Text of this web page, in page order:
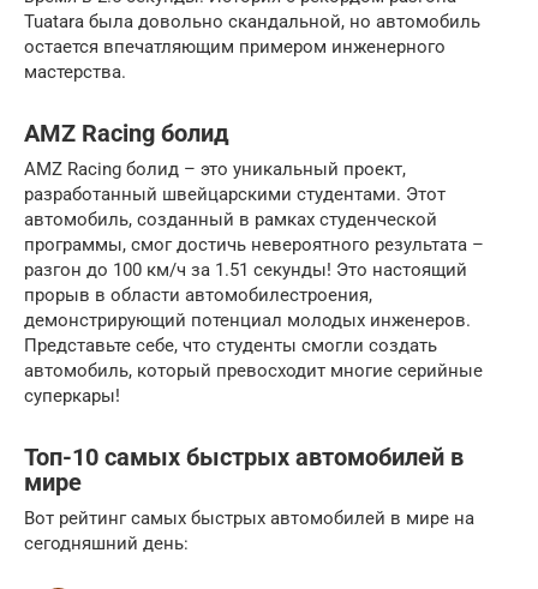
Tuatara была довольно скандальной, но автомобиль
остается впечатляющим примером инженерного
мастерства.
AMZ Racing болид
AMZ Racing болид – это уникальный проект,
разработанный швейцарскими студентами. Этот
автомобиль, созданный в рамках студенческой
программы, смог достичь невероятного результата –
разгон до 100 км/ч за 1.51 секунды! Это настоящий
прорыв в области автомобилестроения,
демонстрирующий потенциал молодых инженеров.
Представьте себе, что студенты смогли создать
автомобиль, который превосходит многие серийные
суперкары!
Топ-10 самых быстрых автомобилей в
мире
Вот рейтинг самых быстрых автомобилей в мире на
сегодняшний день: